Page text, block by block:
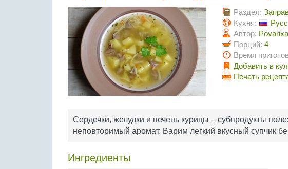
Раздел:
Кухня:
Автор: Povarixa
Порций: 4
Время
Добавить в
Печать
Сердечки, желудки и печень курицы – субпродукты
неповторимый аромат. Варим легкий вкусный супчик
Ингредиенты